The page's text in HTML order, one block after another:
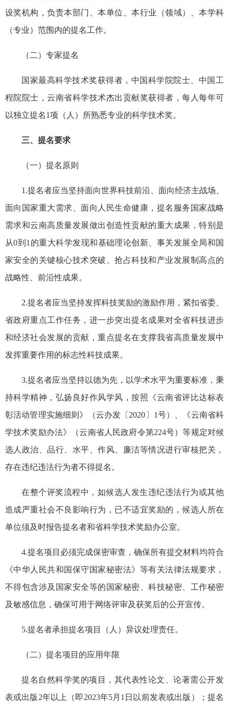
设奖机构，负责本部门、本单位、本行业（领域）、本学科
（专业）范围内的提名工作。
（二）专家提名
国家最高科学技术奖获得者，中国科学院院士、中国工
程院院士，云南省科学技术杰出贡献奖获得者，每人每年可
以独立提名1项（人）所熟悉专业的科学技术奖。
三、提名要求
（一）提名原则
1.提名者应当坚持面向世界科技前沿、面向经济主战场、
面向国家重大需求、面向人民生命健康，提名服务国家战略
需求和云南高质量发展做出创造性贡献的重大成果，特别是
从0到1的重大科学发现和基础理论创新、事关发展全局和国
家安全的关键核心技术突破、抢占科技和产业发展制高点的
战略性、前沿性成果。
2.提名者应当坚持发挥科技奖励的激励作用，紧扣省委、
省政府重点工作任务，进一步突出提名成果对全省科技进步
和经济社会发展的贡献，重点提名在支撑我省高质量发展中
发挥重要作用的标志性科技成果。
3.提名者应当坚持以德为先，以学术水平为重要标准，秉
持科学精神，弘扬良好作风学风，按照《云南省评比达标表
彰活动管理实施细则》（云办发〔2020〕1号）、《云南省科
学技术奖励办法》（云南省人民政府令第224号）等规定对候
选人政治、品行、水平、作风、廉洁等情况进行审核把关，
存在违纪违法行为者不得提名。
在整个评奖流程中，如候选人发生违纪违法行为或其他
造成严重社会不良影响行为，已不适宜奖励的，候选人所在
单位须及时报告提名者和省科学技术奖励办公室。
4.提名项目必须完成保密审查，确保所有提交材料均符合
《中华人民共和国保守国家秘密法》等有关法律法规要求，
不得包含涉及国家安全等的国家秘密、科技秘密、工作秘密
及敏感信息，确保可用于网络评审及获奖后的公开宣传。
5.提名者承担提名项目（人）异议处理责任。
（二）提名项目的应用年限
提名自然科学奖的项目，其代表性论文、论著需公开发
表或出版2年以上（即2023年5月1日以前发表或出版）；提名